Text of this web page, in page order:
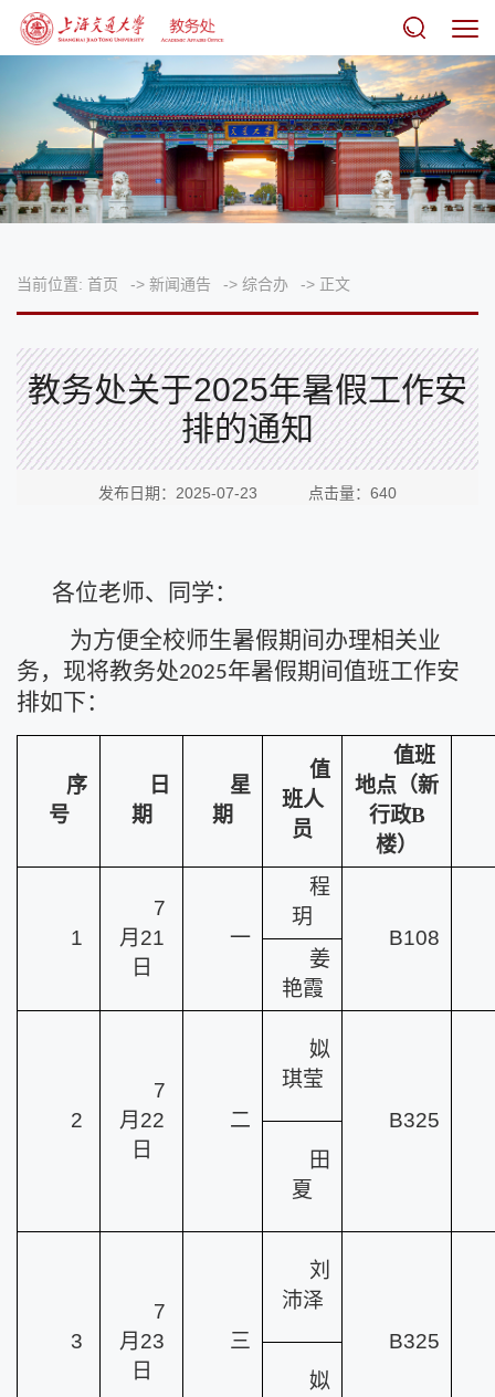
当前位置: 首页 -> 新闻通告 -> 综合办 -> 正文
教务处关于2025年暑假工作安
排的通知
发布日期：2025-07-23 点击量： 640
各位老师、同学：
为方便全校师生暑假期间办理相关业
务，现将教务处2025年暑假期间值班工作安
排如下：
序
号
日
期
星
期
值
班人
员
值班
地点 （新
行政B
楼）
1
7
月21
日
一
程
玥
B108
姜
艳霞
2
7
月22
日
二
姒
琪莹
B325
田
夏
3
7
月23
日
三
刘
沛泽
B325
姒